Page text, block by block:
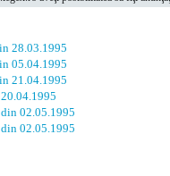
28.03.1995
05.04.1995
21.04.1995
02.05.1995
02.05.1995